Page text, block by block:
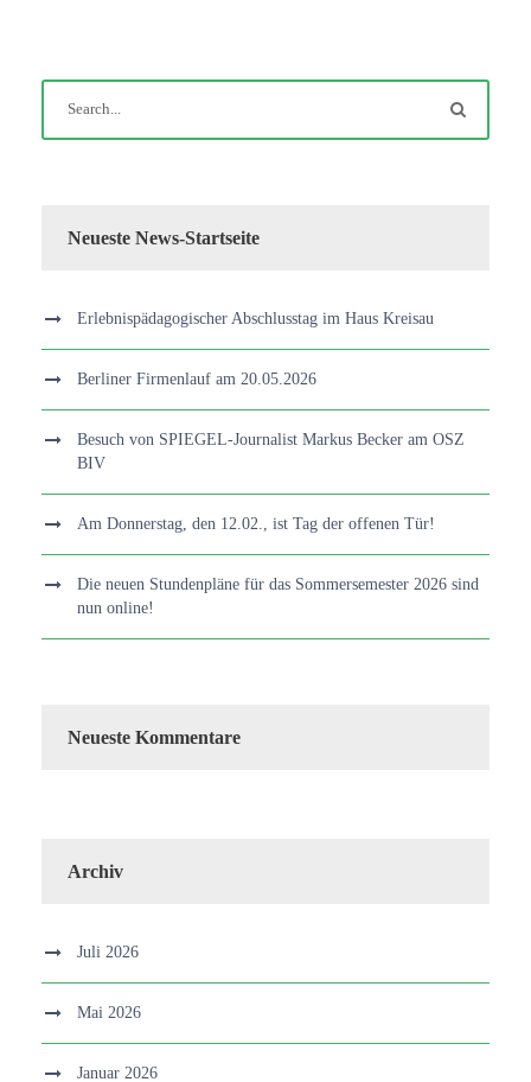
Neueste News-Startseite
Erlebnispädagogischer Abschlusstag im Haus Kreisau
Berliner Firmenlauf am 20.05.2026
Besuch von SPIEGEL-Journalist Markus Becker am OSZ
BIV
Am Donnerstag, den 12.02., ist Tag der offenen Tür!
Die neuen Stundenpläne für das Sommersemester 2026 sind
nun online!
Neueste Kommentare
Archiv
Juli 2026
Mai 2026
Januar 2026